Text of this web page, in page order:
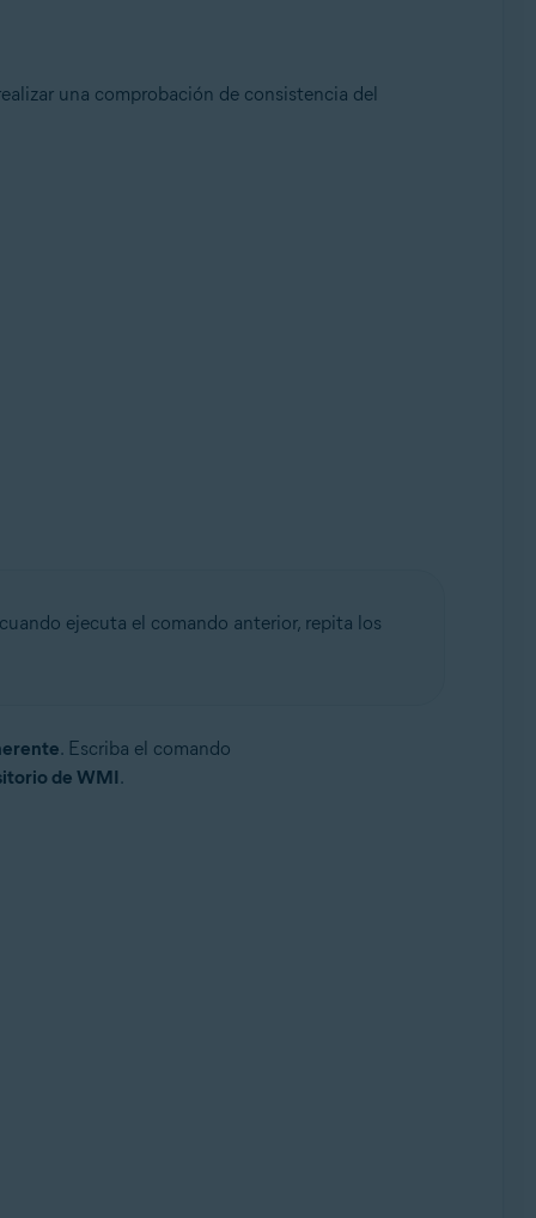
una comprobación de consistencia del
cuando ejecuta el comando anterior, repita los
. Escriba el comando
de WMI.